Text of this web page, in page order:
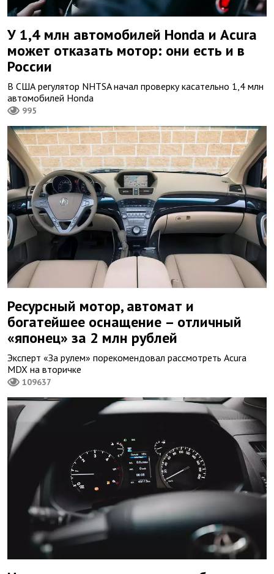
У 1,4 млн автомобилей Honda и Acura
может отказать мотор: они есть и в
России
В США регулятор NHTSA начал проверку касательно 1,4 млн
автомобилей Honda
995
Ресурсный мотор, автомат и
богатейшее оснащение – отличный
«японец» за 2 млн рублей
Эксперт «За рулем» порекомендовал рассмотреть Acura
MDX на вторичке
109637